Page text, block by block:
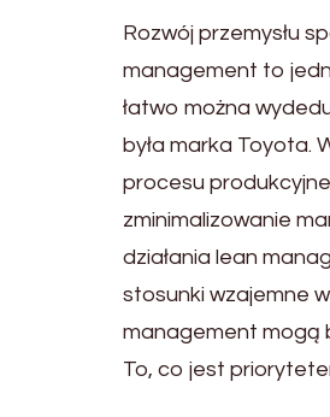
Rozwój przemysłu
management to
łatwo można
była marka Toyota.
procesu
zminimalizowanie
działania lean
stosunki wzajemne
management mogą
To, co jest